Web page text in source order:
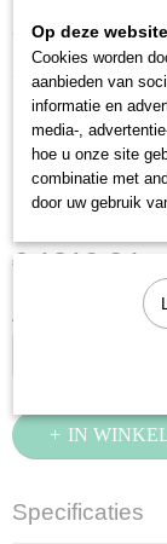
Home >
714/100
€ 1810,84
Aantal
IN
Specificaties
Op deze
Cookies worden
aanbieden van
informatie en
media-,
hoe u onze site
combinatie met
door uw gebruik